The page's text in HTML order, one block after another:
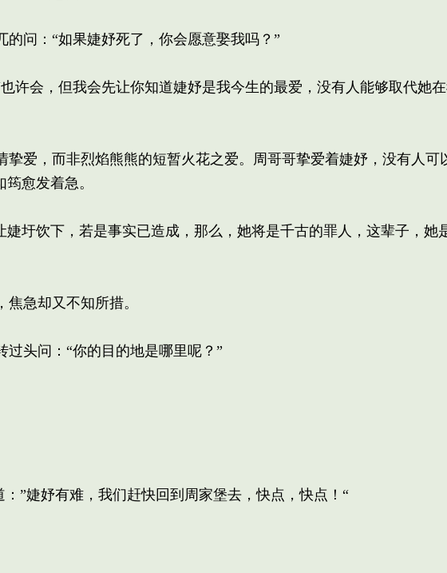
问：“如果婕妤死了，你会愿意娶我吗？”
许会，但我会先让你知道婕妤是我今生的最爱，没有人能够取代她在
爱，而非烈焰熊熊的短暂火花之爱。周哥哥挚爱着婕妤，没有人可
愈发着急。
圩饮下，若是事实已造成，那么，她将是千古的罪人，这辈子，她
急却又不知所措。
头问：“你的目的地是哪里呢？”
”婕妤有难，我们赶快回到周家堡去，快点，快点！“